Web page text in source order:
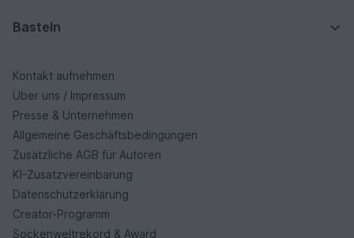
Basteln
Kontakt aufnehmen
Über uns / Impressum
Presse & Unternehmen
Allgemeine Geschäftsbedingungen
Zusätzliche AGB für Autoren
KI-Zusatzvereinbarung
Datenschutzerklärung
Creator-Programm
Sockenweltrekord & Award